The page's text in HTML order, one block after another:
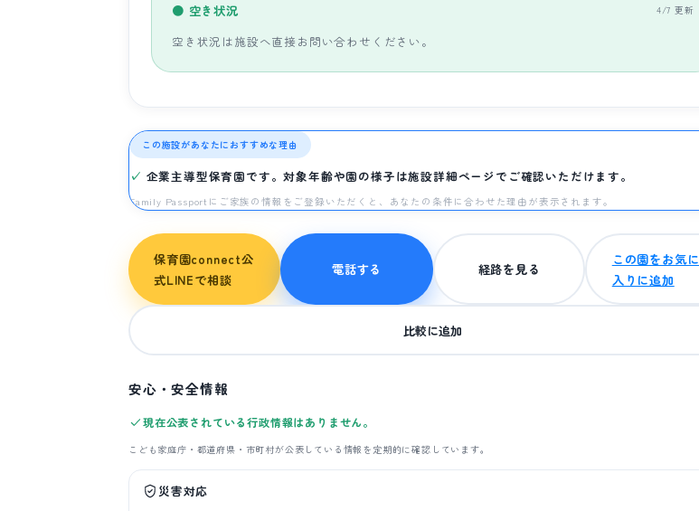
● 空き状況 4/7 更新
空き状況は施設へ直接お問い合わせください。
この施設があなたにおすすめな理由
企業主導型保育園です。対象年齢や園の様子は施設詳細ページでご確認いただけます。
Family Passportにご家族の情報をご登録いただくと、あなたの条件に合わせた理由が表示されます。
保育園connect公
式LINEで相談
電話する 経路を見る
この園をお気に
入りに追加
比較に追加
安心・安全情報
現在公表されている行政情報はありません。
こども家庭庁・都道府県・市町村が公表している情報を定期的に確認しています。
災害対応